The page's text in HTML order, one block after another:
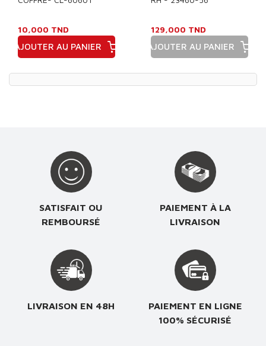
10,000 TND
AJOUTER AU PANIER
129,000 TND
AJOUTER AU PANIER
SATISFAIT OU
REMBOURSÉ
PAIEMENT À LA
LIVRAISON
LIVRAISON EN 48H
PAIEMENT EN LIGNE
100% SÉCURISÉ